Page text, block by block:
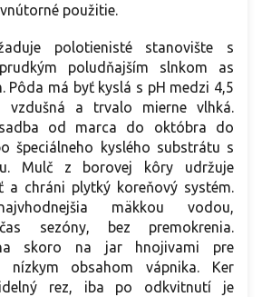
použitie.
polotienisté stanovište s
poludňajším slnkom as
Pôda má byť kyslá s pH medzi 4,5
vzdušná a trvalo mierne vlhká.
od marca do októbra do
špeciálneho kyslého substrátu s
Mulč z borovej kôry udržuje
a chráni plytký koreňový systém.
mäkkou vodou,
sezóny, bez premokrenia.
skoro na jar hnojivami pre
nízkym obsahom vápnika. Ker
rez, iba po odkvitnutí je